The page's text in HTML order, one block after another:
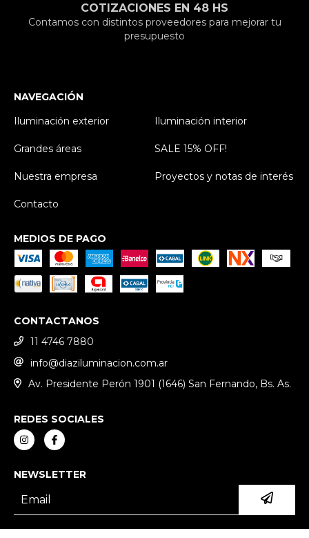
COTIZACIONES EN 48 HS
Contamos con distintos proveedores para mejorar tu
presupuesto
NAVEGACIÓN
Iluminación exterior
Iluminación interior
Grandes áreas SALE 15% OFF!
Nuestra empresa Proyectos y notas de interés
Contacto
MEDIOS DE PAGO
CONTACTANOS
11 4746 7880
info@diaziluminacion.com.ar
Av. Presidente Perón 1901 (1646) San Fernando, Bs. As.
REDES SOCIALES
NEWSLETTER